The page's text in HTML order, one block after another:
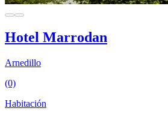
Hotel Marrodan
Arnedillo
(0)
Habitación